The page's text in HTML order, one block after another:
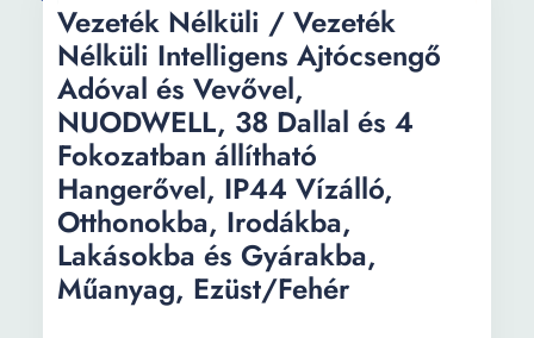
Vezeték Nélküli / Vezeték
Nélküli Intelligens Ajtócsengő
Adóval és Vevővel,
NUODWELL, 38 Dallal és 4
Fokozatban állítható
Hangerővel, IP44 Vízálló,
Otthonokba, Irodákba,
Lakásokba és Gyárakba,
Műanyag, Ezüst/Fehér